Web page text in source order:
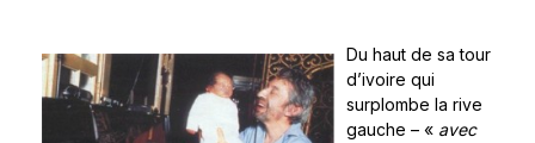
Du haut de sa tour
d’ivoire qui
surplombe la rive
gauche – « avec